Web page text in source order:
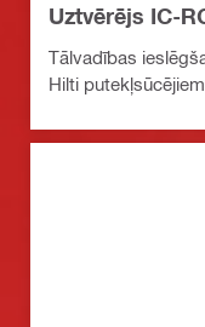
Uztvērējs IC-
Tālvadības
Hilti putekļsūcējiem